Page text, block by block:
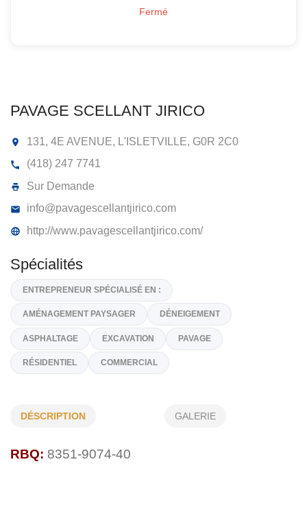
PAVAGE SCELLANT JIRICO
(418) 247 7741
info@pavagescellantjirico.com
http://www.pavagescellantjirico.com/
ENTREPRENEUR SPÉCIALISÉ EN :
ASPHALTAGE
DÉSCRIPTION GALERIE
RBQ: 8351-9074-40
Fermé